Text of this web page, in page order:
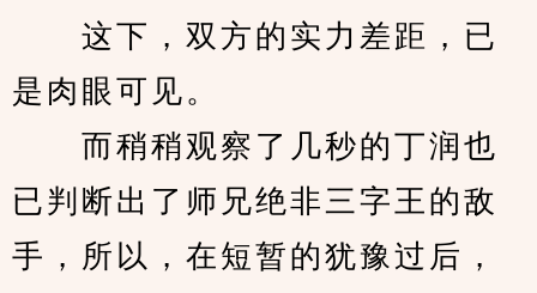
这下，双方的实力差距，已
是肉眼可见。
而稍稍观察了几秒的丁润也
已判断出了师兄绝非三字王的敌
手，所以，在短暂的犹豫过后，